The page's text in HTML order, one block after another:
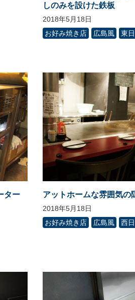
しのみを設けた鉄板
2018年5月18日
お好み焼き店
広島風 東
ター
アットホームな雰囲気の
2018年5月18日
お好み焼き店
広島風 西